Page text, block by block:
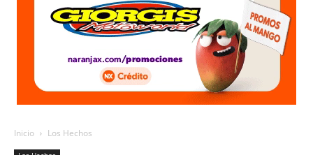
Inicio Los Hechos